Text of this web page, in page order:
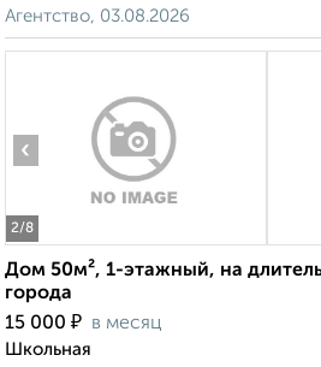
Агентство, 03.08.2026
2/8
‹
Дом 50м², 1-этажный, на
города
15 000 ₽ в месяц
Школьная